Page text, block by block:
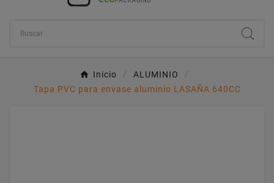
Inicio
ALUMINIO
Tapa PVC para envase aluminio LASAÑA 640CC